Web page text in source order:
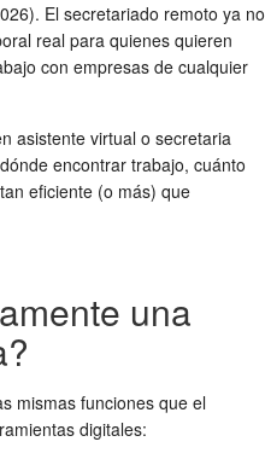
El secretariado remoto ya no
real para quienes quieren
con empresas de cualquier
asistente virtual o secretaria
encontrar trabajo, cuánto
eficiente (o más) que
una
mismas funciones que el
digitales: